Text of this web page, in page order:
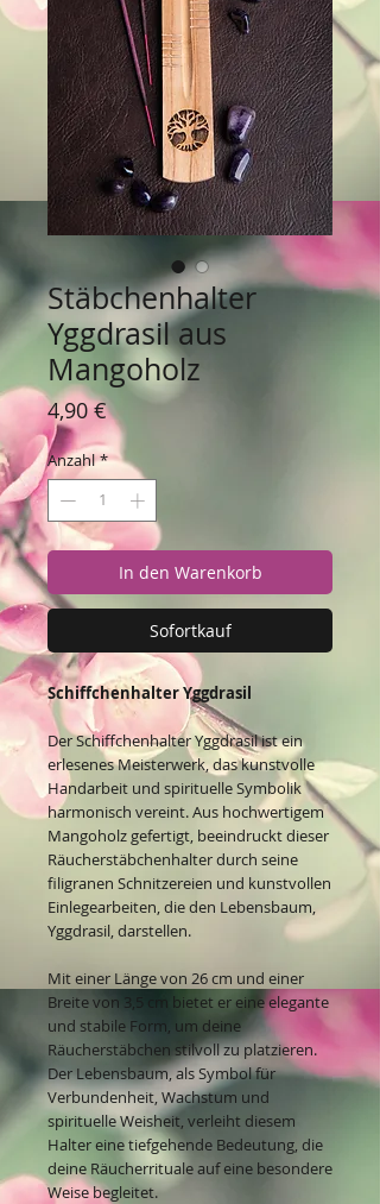
Stäbchenhalter
Yggdrasil aus
Mangoholz
4,90 €Preis
Anzahl *
In den Warenkorb
Sofortkauf
Schiffchenhalter Yggdrasil
Der Schiffchenhalter Yggdrasil ist ein
erlesenes Meisterwerk, das kunstvolle
Handarbeit und spirituelle Symbolik
harmonisch vereint. Aus hochwertigem
Mangoholz gefertigt, beeindruckt dieser
Räucherstäbchenhalter durch seine
filigranen Schnitzereien und kunstvollen
Einlegearbeiten, die den Lebensbaum,
Yggdrasil, darstellen.
Mit einer Länge von 26 cm und einer
Breite von 3,5 cm bietet er eine elegante
und stabile Form, um deine
Räucherstäbchen stilvoll zu platzieren.
Der Lebensbaum, als Symbol für
Verbundenheit, Wachstum und
spirituelle Weisheit, verleiht diesem
Halter eine tiefgehende Bedeutung, die
deine Räucherrituale auf eine besondere
Weise begleitet.